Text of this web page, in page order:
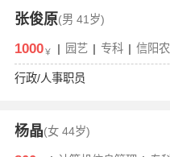
张俊原(男 41岁)
1000￥ | 园艺 | 专科 | 信阳
行政/人事职员
杨晶(女 44岁)